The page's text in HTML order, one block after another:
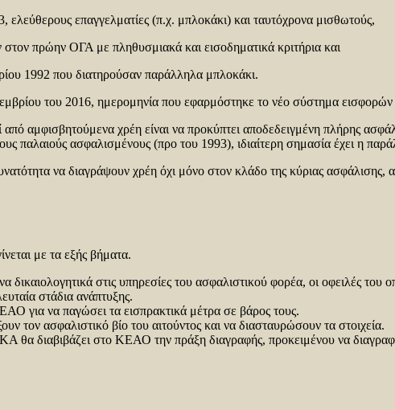
επαγγελματίες (π.χ. μπλοκάκι) και ταυτόχρονα μισθωτούς,
πρώην ΟΓΑ με πληθυσμιακά και εισοδηματικά κριτήρια και
1992 που διατηρούσαν παράλληλα μπλοκάκι.
του 2016, ημερομηνία που εφαρμόστηκε το νέο σύστημα
αμφισβητούμενα χρέη είναι να προκύπτει αποδεδειγμένη πλήρης
παλαιούς ασφαλισμένους (προ του 1993), ιδιαίτερη σημασία έχει η
να διαγράψουν χρέη όχι μόνο στον κλάδο της κύριας ασφάλισης,
με τα εξής βήματα.
στις υπηρεσίες του ασφαλιστικού φορέα, οι οφειλές του
στάδια ανάπτυξης.
για να παγώσει τα εισπρακτικά μέτρα σε βάρος τους.
ασφαλιστικό βίο του αιτούντος και να διασταυρώσουν τα στοιχεία.
θα διαβιβάζει στο ΚΕΑΟ την πράξη διαγραφής, προκειμένου να